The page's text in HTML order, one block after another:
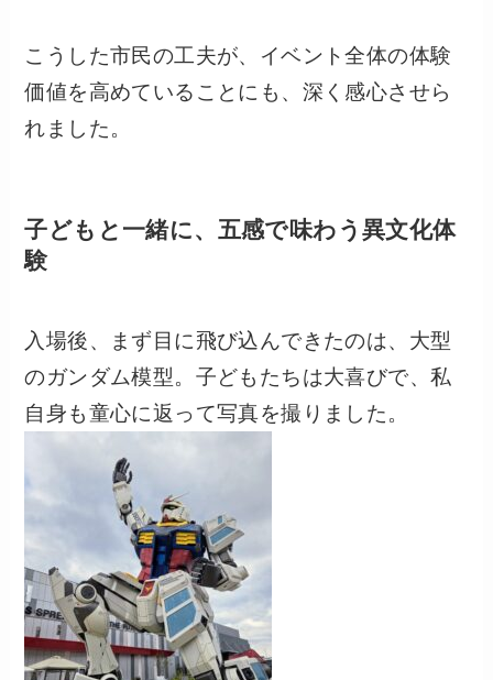
こうした市民の工夫が、イベント全体の体験
価値を高めていることにも、深く感心させら
れました。
子どもと一緒に、五感で味わう異文化体
験
入場後、まず目に飛び込んできたのは、大型
のガンダム模型。子どもたちは大喜びで、私
自身も童心に返って写真を撮りました。